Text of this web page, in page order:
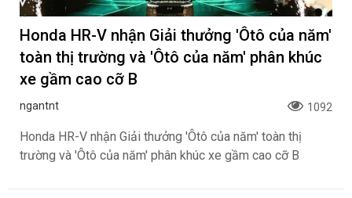
Honda HR-V nhận Giải thưởng 'Ôtô của năm'
toàn thị trường và 'Ôtô của năm' phân khúc
xe gầm cao cỡ B
ngantnt 1092
Honda HR-V nhận Giải thưởng 'Ôtô của năm' toàn thị
trường và 'Ôtô của năm' phân khúc xe gầm cao cỡ B